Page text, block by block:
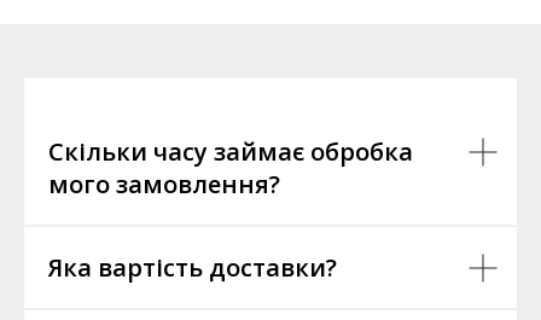
Скільки часу займає обробка
мого замовлення?
Яка вартість доставки?